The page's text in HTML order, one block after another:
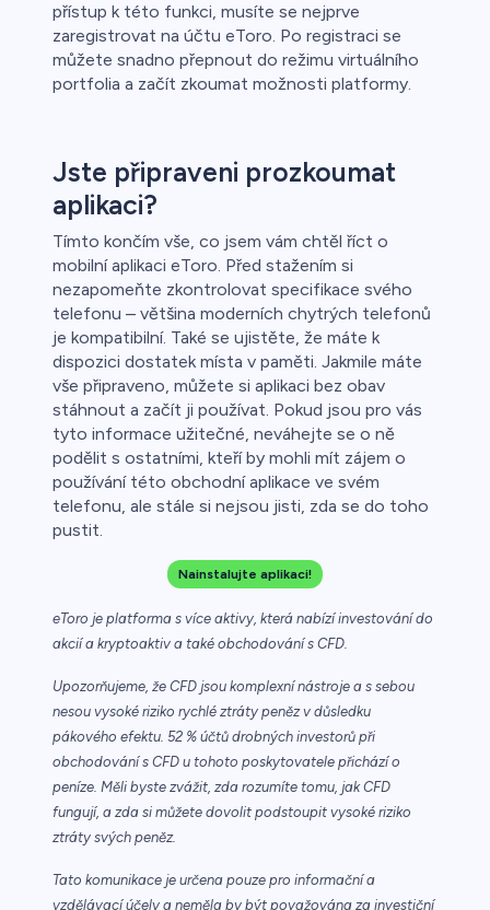
přístup k této funkci, musíte se nejprve
zaregistrovat na účtu eToro. Po registraci se
můžete snadno přepnout do režimu virtuálního
portfolia a začít zkoumat možnosti platformy.
Jste připraveni prozkoumat
aplikaci?
Tímto končím vše, co jsem vám chtěl říct o
mobilní aplikaci eToro. Před stažením si
nezapomeňte zkontrolovat specifikace svého
telefonu – většina moderních chytrých telefonů
je kompatibilní. Také se ujistěte, že máte k
dispozici dostatek místa v paměti. Jakmile máte
vše připraveno, můžete si aplikaci bez obav
stáhnout a začít ji používat. Pokud jsou pro vás
tyto informace užitečné, neváhejte se o ně
podělit s ostatními, kteří by mohli mít zájem o
používání této obchodní aplikace ve svém
telefonu, ale stále si nejsou jisti, zda se do toho
pustit.
Nainstalujte aplikaci!
eToro je platforma s více aktivy, která nabízí investování do
akcií a kryptoaktiv a také obchodování s CFD.
Upozorňujeme, že CFD jsou komplexní nástroje a s sebou
nesou vysoké riziko rychlé ztráty peněz v důsledku
pákového efektu. 52 % účtů drobných investorů při
obchodování s CFD u tohoto poskytovatele přichází o
peníze. Měli byste zvážit, zda rozumíte tomu, jak CFD
fungují, a zda si můžete dovolit podstoupit vysoké riziko
ztráty svých peněz.
Tato komunikace je určena pouze pro informační a
vzdělávací účely a neměla by být považována za investiční